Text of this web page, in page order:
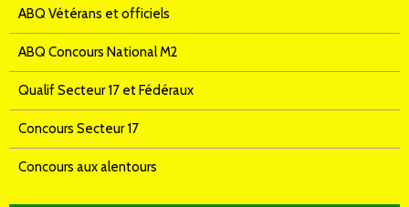
ABQ Vétérans et officiels
ABQ Concours National M2
Qualif Secteur 17 et Fédéraux
Concours Secteur 17
Concours aux alentours